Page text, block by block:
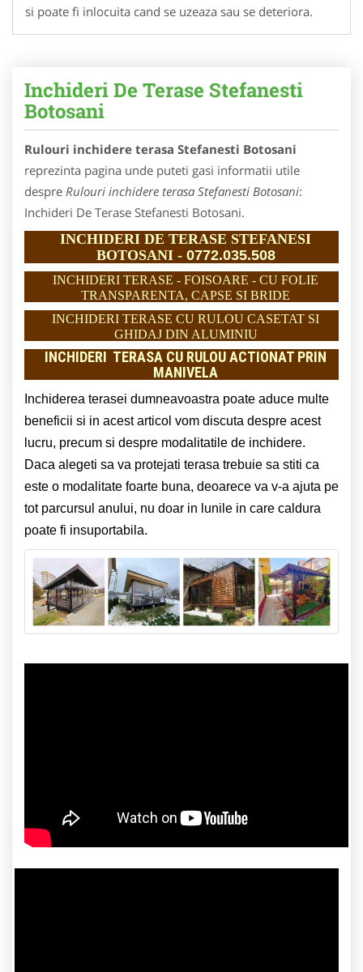
si poate fi inlocuita cand se uzeaza sau se deteriora.
Inchideri De Terase Stefanesti
Botosani
Rulouri inchidere terasa Stefanesti Botosani
reprezinta pagina unde puteti gasi informatii utile
despre Rulouri inchidere terasa Stefanesti Botosani:
Inchideri De Terase Stefanesti Botosani.
INCHIDERI DE TERASE STEFANESI
BOTOSANI - 0772.035.508
INCHIDERI TERASE - FOISOARE - CU FOLIE
TRANSPARENTA, CAPSE SI BRIDE
INCHIDERI TERASE CU RULOU CASETAT SI
GHIDAJ DIN ALUMINIU
INCHIDERI TERASA CU RULOU ACTIONAT PRIN
MANIVELA
Inchiderea terasei dumneavoastra poate aduce multe
beneficii si in acest articol vom discuta despre acest
lucru, precum si despre modalitatile de inchidere.
Daca alegeti sa va protejati terasa trebuie sa stiti ca
este o modalitate foarte buna, deoarece va v-a ajuta pe
tot parcursul anului, nu doar in lunile in care caldura
poate fi insuportabila.